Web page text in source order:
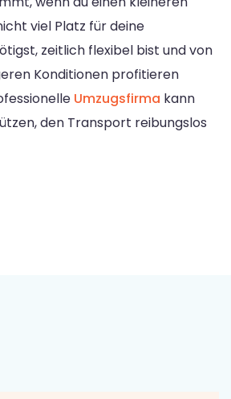
viel Platz für deine
zeitlich flexibel bist und von
Konditionen profitieren
Umzugsfirma kann
den Transport reibungslos